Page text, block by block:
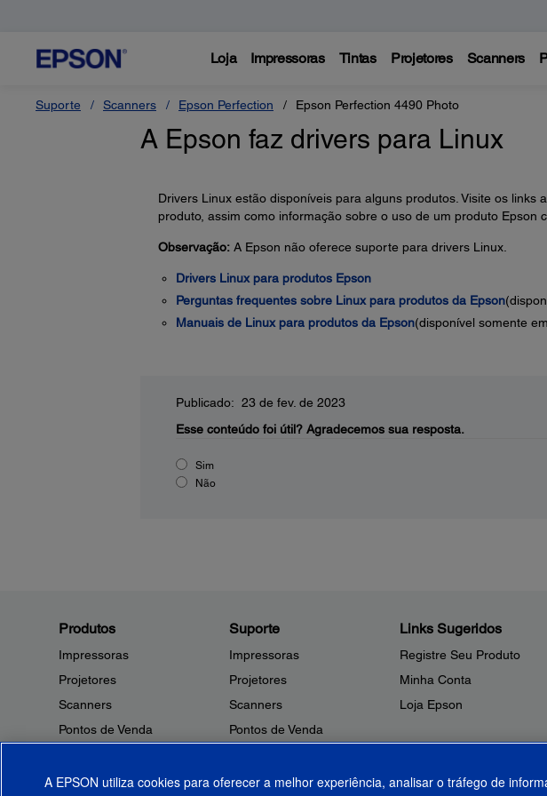
Loja Impressoras Tintas Projetores Scanners
Suporte Scanners Epson Perfection Epson Perfection 4490 Photo
A Epson faz drivers para Linux
Drivers Linux estão disponíveis para alguns produtos. Visite os links
produto, assim como informação sobre o uso de um produto Epson
Observação:A Epson não oferece suporte para drivers Linux.
Drivers Linux para produtos Epson
Perguntas frequentes sobre Linux para produtos da Epson
Manuais de Linux para produtos da Epson(disponível somente
Publicado: 23 de fev. de 2023
Esse conteúdo foi útil? Agradecemos sua resposta.
Sim
Não
Produtos
Impressoras
Projetores
Scanners
Pontos de Venda
Microdispositivos
Suporte
Impressoras
Projetores
Scanners
Pontos de Venda
Outros Produtos
Links Sugeridos
Registre Seu Produto
Minha Conta
Loja Epson
A EPSON utiliza cookies para oferecer a melhor experiência, analisar o tráfego de